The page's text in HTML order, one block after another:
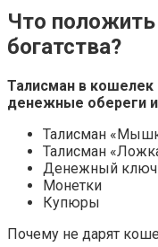
Что
богатства?
Талисман в кошелек
денежные обереги
Талисман
Талисман
Денежный
Монетки
Купюры
Почему не дарят